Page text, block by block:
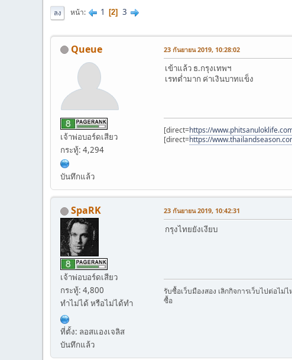
ลง หน้า 1 2 3
Queue
เจ้าพ่อบอร์ดเสียว
กระทู้: 4,294
บันทึกแล้ว
23 กันยายน 2019, 10:28:02
เข้าแล้ว ธ.กรุงเทพฯ
เรทต่ำมาก ค่าเงินบาทแข็ง
[direct=https://
[direct=https://
SpaRK
เจ้าพ่อบอร์ดเสียว
กระทู้: 4,800
ทำไม่ได้ หรือไม่ได้ทำ
ที่ตั้ง: ลอสแองเจลิส
บันทึกแล้ว
23 กันยายน 2019, 10:42:31
กรุงไทยยังเงียบ
รับซื้อเว็บมืองสอง เลิกกิจการเว็บไปต่อไ
ซื้อ